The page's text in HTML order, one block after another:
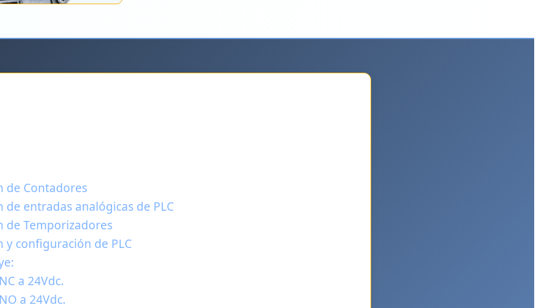
de Contadores
de entradas analógicas de PLC
de Temporizadores
y configuración de PLC
a 24Vdc.
a 24Vdc.